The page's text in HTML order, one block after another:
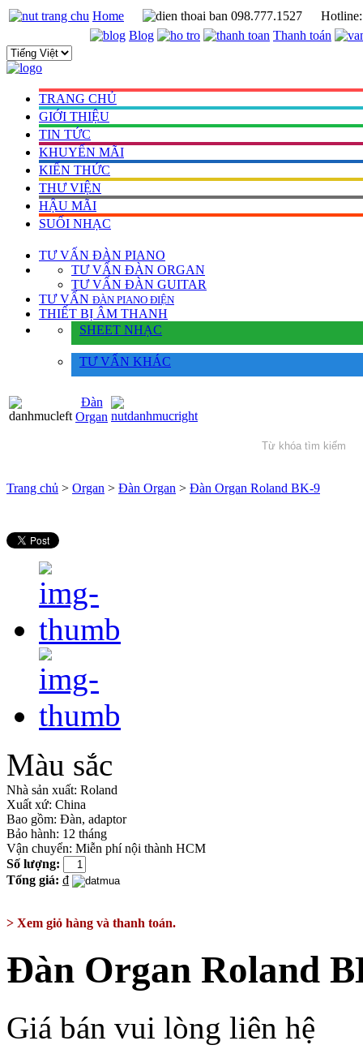
Home 098.777.1527
Blog
Thanh toán
TRANG CHỦ
GIỚI THIỆU
TIN TỨC
KHUYẾN MÃI
KIẾN THỨC
THƯ VIỆN
HẬU MÃI
SUỐI NHẠC
TƯ VẤN ĐÀN PIANO
TƯ VẤN ÐÀN ORGAN
TƯ VẤN ÐÀN GUITAR
TƯ VẤN ÐÀN PIANO ÐIỆN
THIẾT BỊ ÂM THANH
SHEET NHẠC
TƯ VẤN KHÁC
Đàn
Organ
Trang chủ > Organ > Đàn Organ > Đàn Organ Roland BK-9
Màu sắc
Nhà sản xuất: Roland
Xuất xứ: China
Bao gồm: Đàn, adaptor
Bảo hành: 12 tháng
Vận chuyển: Miễn phí nội thành HCM
Số lượng:
Tổng giá: ₫
> Xem giỏ hàng và thanh toán.
Đàn Organ Roland
Giá bán vui lòng liên hệ